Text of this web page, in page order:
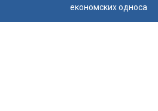
економских односа